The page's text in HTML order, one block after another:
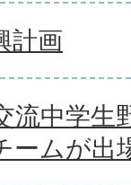
計画
流中学生
ームが出